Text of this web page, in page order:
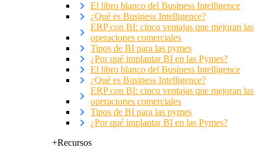
El libro blanco del Business Intelligence
¿Qué es Business Intelligence?
ERP con BI: cinco ventajas que mejoran las
operaciones comerciales
Tipos de BI para las pymes
¿Por qué implantar BI en las Pymes?
El libro blanco del Business Intelligence
¿Qué es Business Intelligence?
ERP con BI: cinco ventajas que mejoran las
operaciones comerciales
Tipos de BI para las pymes
¿Por qué implantar BI en las Pymes?
+Recursos